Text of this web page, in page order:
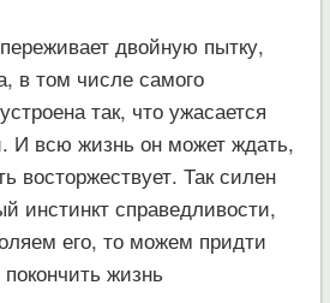
двойную пытку,
в том числе самого
так, что ужасается
И всю жизнь он может ждать,
восторжествует. Так силен
инстинкт справедливости,
его, то можем придти
жизнь